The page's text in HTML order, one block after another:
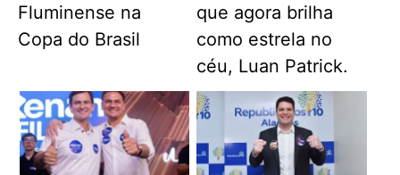
Fluminense na
Copa do Brasil
que agora brilha
como estrela no
céu, Luan Patrick.